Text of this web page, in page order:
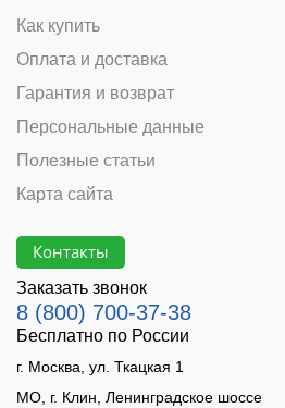
Как купить
Оплата и доставка
Гарантия и возврат
Персональные данные
Полезные статьи
Карта сайта
Контакты
Заказать звонок
8 (800) 700-37-38
Бесплатно по России
г. Москва, ул. Ткацкая 1
МО, г. Клин, Ленинградское шоссе